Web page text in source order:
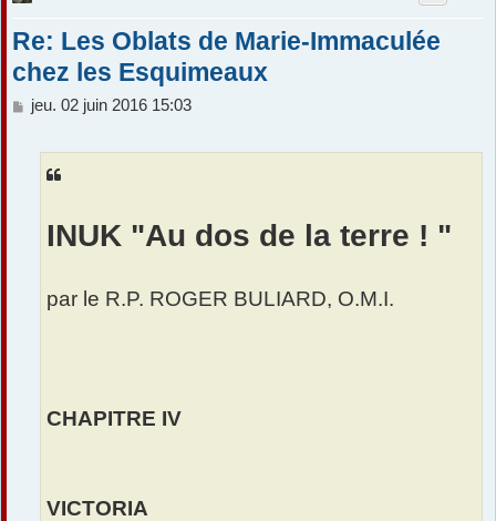
Re: Les Oblats de Marie-Immaculée
chez les Esquimeaux
M
jeu. 02 juin 2016 15:03
INUK "Au dos de la terre ! "
par le R.P. ROGER BULIARD, O.M.I.
CHAPITRE IV
VICTORIA